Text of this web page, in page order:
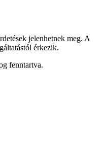
jelenhetnek meg. A
érkezik.
fenntartva.